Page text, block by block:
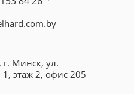
г. Минск, ул.
этаж 2, офис 205